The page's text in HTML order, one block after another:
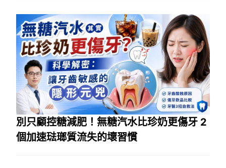
別只顧控糖減肥！無糖汽水比珍奶更傷牙 2
個加速琺瑯質流失的壞習慣